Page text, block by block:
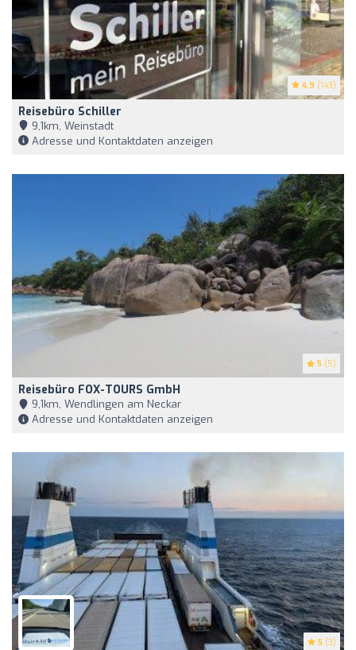
4.9 (143)
Reisebüro Schiller
9,1km, Weinstadt
Adresse und Kontaktdaten anzeigen
5 (5)
Reisebüro FOX-TOURS GmbH
9,1km, Wendlingen am Neckar
Adresse und Kontaktdaten anzeigen
5 (3)